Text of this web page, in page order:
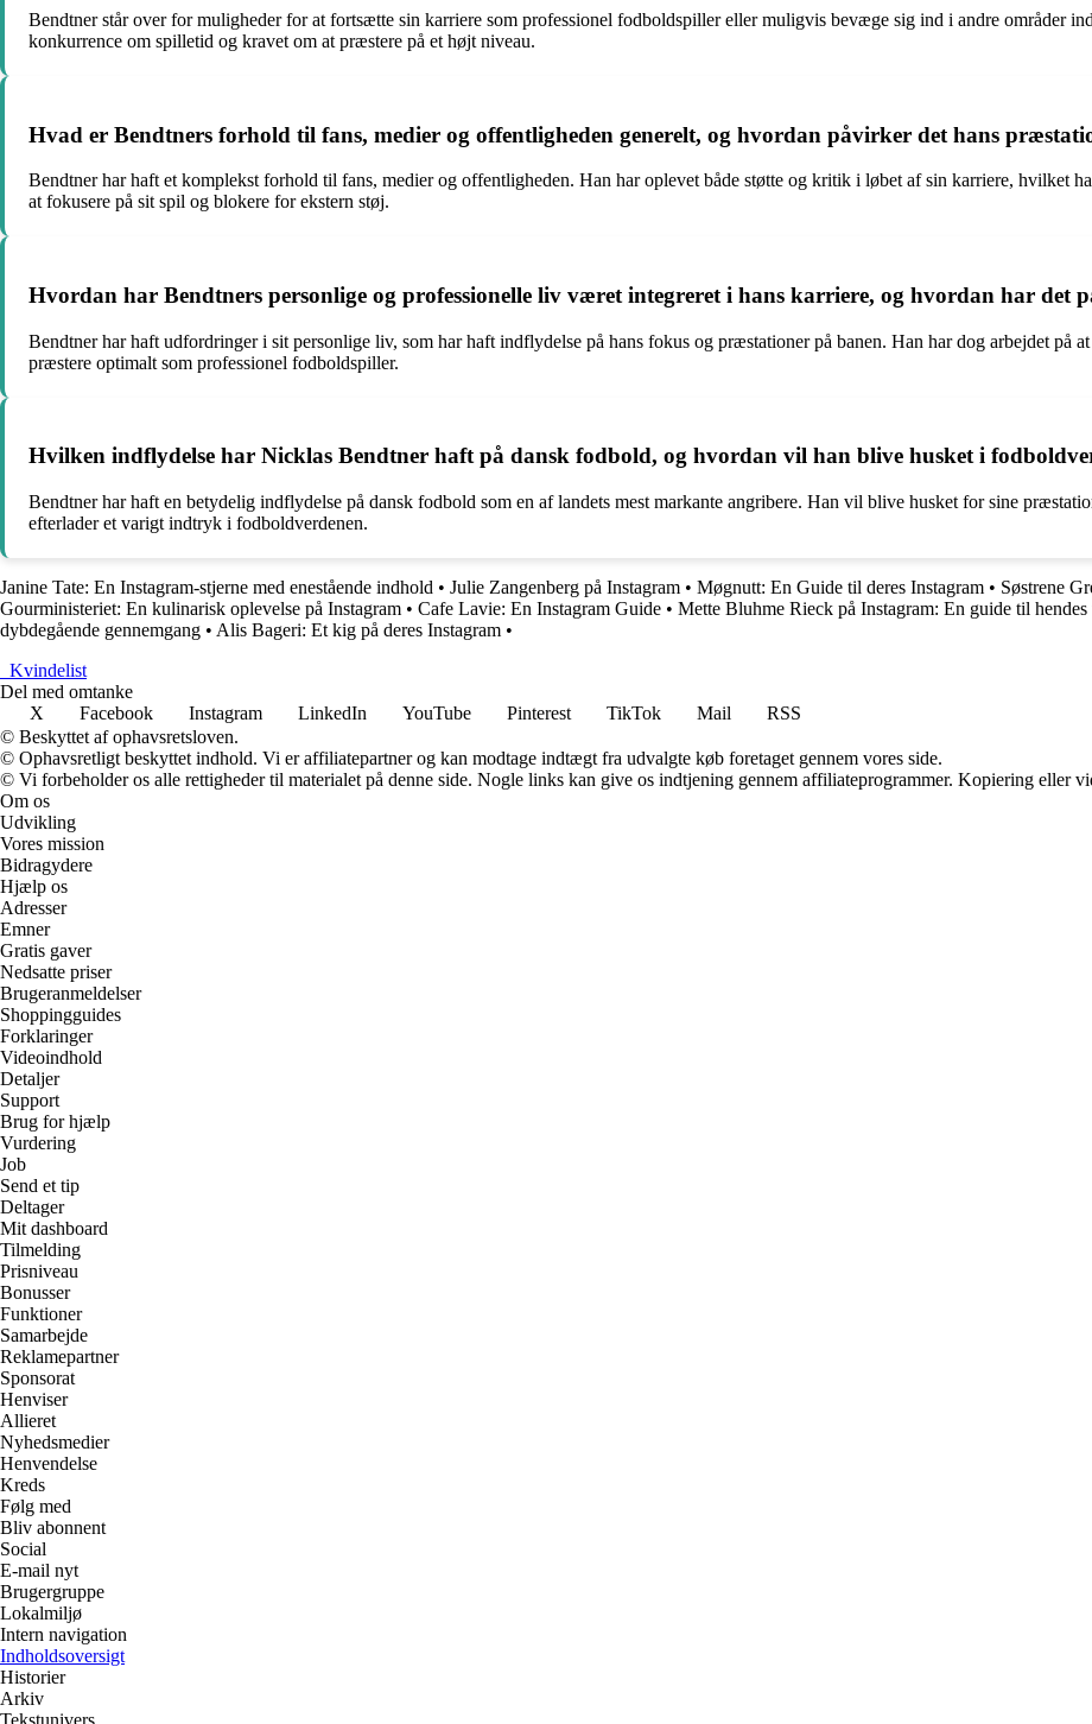
Bendtner står over for muligheder for at fortsætte sin karriere som professionel fodboldspiller eller muligvis bevæge sig ind i andre områder
konkurrence om spilletid og kravet om at præstere på et højt niveau.
Hvad er Bendtners forhold til fans, medier og offentligheden generelt, og hvordan påvirker det hans
Bendtner har haft et komplekst forhold til fans, medier og offentligheden. Han har oplevet både støtte og kritik i løbet af sin karriere, hvilket
at fokusere på sit spil og blokere for ekstern støj.
Hvordan har Bendtners personlige og professionelle liv været integreret i hans karriere, og hvordan har det
Bendtner har haft udfordringer i sit personlige liv, som har haft indflydelse på hans fokus og præstationer på banen. Han har dog arbejdet på
præstere optimalt som professionel fodboldspiller.
Hvilken indflydelse har Nicklas Bendtner haft på dansk fodbold, og hvordan vil han blive husket i
Bendtner har haft en betydelig indflydelse på dansk fodbold som en af landets mest markante angribere. Han vil blive husket for sine
efterlader et varigt indtryk i fodboldverdenen.
Janine Tate: En Instagram-stjerne med enestående indhold • Julie Zangenberg på Instagram • Møgnutt: En Guide til deres Instagram • Søstrene
Gourministeriet: En kulinarisk oplevelse på Instagram • Cafe Lavie: En Instagram Guide • Mette Bluhme Rieck på Instagram: En guide til hendes
dybdegående gennemgang • Alis Bageri: Et kig på deres Instagram •
Kvindelist
Del med omtanke
X
Facebook Instagram LinkedIn YouTube Pinterest TikTok Mail
RSS
© Beskyttet af ophavsretsloven.
© Ophavsretligt beskyttet indhold. Vi er affiliatepartner og kan modtage indtægt fra udvalgte køb foretaget gennem vores side.
© Vi forbeholder os alle rettigheder til materialet på denne side. Nogle links kan give os indtjening gennem affiliateprogrammer. Kopiering eller
Om os
Udvikling
Vores mission
Bidragydere
Hjælp os
Adresser
Emner
Gratis gaver
Nedsatte priser
Brugeranmeldelser
Shoppingguides
Forklaringer
Videoindhold
Detaljer
Support
Brug for hjælp
Vurdering
Job
Send et tip
Deltager
Mit dashboard
Tilmelding
Prisniveau
Bonusser
Funktioner
Samarbejde
Reklamepartner
Sponsorat
Henviser
Allieret
Nyhedsmedier
Henvendelse
Kreds
Følg med
Bliv abonnent
Social
E-mail nyt
Brugergruppe
Lokalmiljø
Intern navigation
Indholdsoversigt
Historier
Arkiv
Tekstunivers